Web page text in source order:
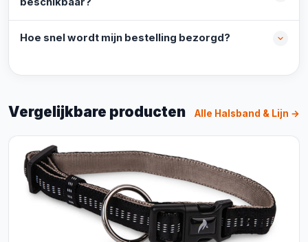
Hoe snel wordt mijn bestelling bezorgd?
Vergelijkbare producten Alle Halsband & Lijn →